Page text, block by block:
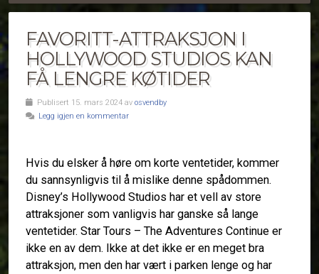
FAVORITT-ATTRAKSJON I
HOLLYWOOD STUDIOS KAN
FÅ LENGRE KØTIDER
Publisert 15. mars 2024 av osvendby
Legg igjen en kommentar
Hvis du elsker å høre om korte ventetider, kommer
du sannsynligvis til å mislike denne spådommen.
Disney’s Hollywood Studios har et vell av store
attraksjoner som vanligvis har ganske så lange
ventetider. Star Tours – The Adventures Continue er
ikke en av dem. Ikke at det ikke er en meget bra
attraksjon, men den har vært i parken lenge og har